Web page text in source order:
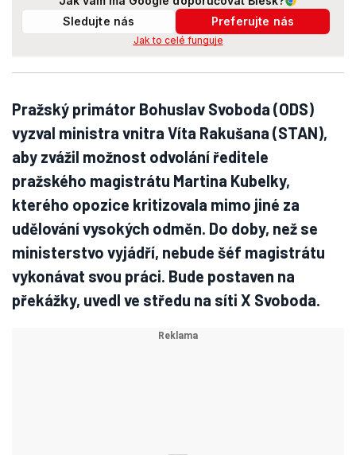
Sledujte nás
Preferujte nás
Jak to celé funguje
Pražský primátor Bohuslav Svoboda (ODS)
vyzval ministra vnitra Víta Rakušana (STAN),
aby zvážil možnost odvolání ředitele
pražského magistrátu Martina Kubelky,
kterého opozice kritizovala mimo jiné za
udělování vysokých odměn. Do doby, než se
ministerstvo vyjádří, nebude šéf magistrátu
vykonávat svou práci. Bude postaven na
překážky, uvedl ve středu na síti X Svoboda.